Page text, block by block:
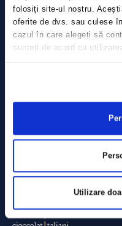
folosiți site-ul nostru.
oferite de dvs. sau culese
cazul în care alegeți să
sunteți de acord cu
Utilizare
Contact
Data Processing policy